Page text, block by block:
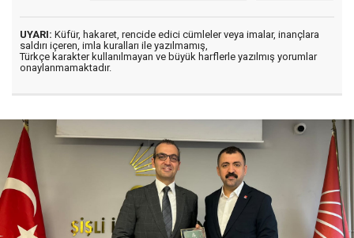
UYARI: Küfür, hakaret, rencide edici cümleler veya imalar, inançlara
saldırı içeren, imla kuralları ile yazılmamış,
Türkçe karakter kullanılmayan ve büyük harflerle yazılmış yorumlar
onaylanmamaktadır.